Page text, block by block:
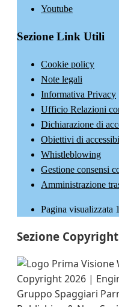
Youtube
Sezione Link Utili
Cookie policy
Note legali
Informativa Privacy
Ufficio Relazioni
Dichiarazione di
Obiettivi di
Whistleblowing
Gestione consensi
Amministrazione
Pagina visualizzata
Sezione Copyright
Copyright 2026 |
Gruppo Spaggiari